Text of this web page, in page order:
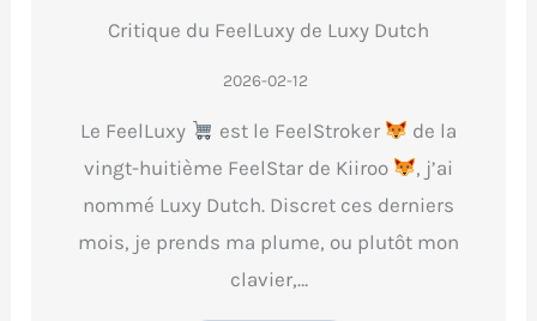
Critique du FeelLuxy de Luxy Dutch
2026-02-12
Le FeelLuxy est le FeelStroker
de la
vingt-huitième FeelStar de Kiiroo
, j’ai
nommé Luxy Dutch. Discret ces derniers
mois, je prends ma plume, ou plutôt mon
clavier,…